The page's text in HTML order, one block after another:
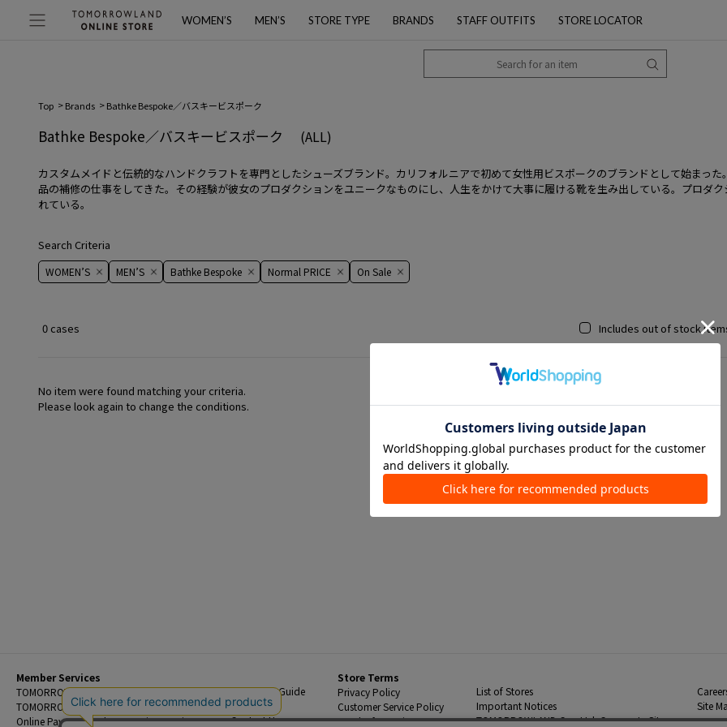
WOMEN’S MEN’S STORE TYPE BRANDS STAFF OUTFITS STORE LOCATOR
Top Brands Bathke Bespoke／バスキービスポーク
Bathke Bespoke／バスキービスポーク (ALL)
カスタムメイドと伝統的なハンドクラフトを専門としたシューズブランド。カリフォルニアで初めて女性用ビスポークのブランドとして始まっ
品の補修の仕事をしてきた。その経験が彼女のプロダクションをユニークなものにし、人生をかけて大事に履ける靴を生み出している。プロダ
れている。
Search Criteria
WOMEN’S MEN’S Bathke Bespoke Normal PRICE On ​​Sale​​
0 cases Includes out of stock
No item were found matching your criteria.
Please look again to change the conditions.
Member Services
TOMORROWLAND Members
TOMORROWLAND App
Online Payment and Reservation Services
Beginner's Guide
FAQ
Contact Us
Store Terms
Privacy Policy
Customer Service Policy
Legal Information
List of Stores
Important Notices
TOMORROWLAND Co., Ltd. Corporate Site
Site